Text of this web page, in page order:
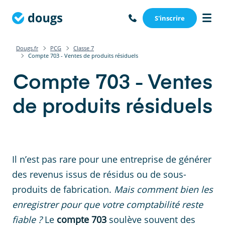
S'inscrire
Dougs.fr PCG
Classe 7
Compte 703 - Ventes de produits résiduels
Compte 703 - Ventes
de produits résiduels
Il n’est pas rare pour une entreprise de générer
des revenus issus de résidus ou de sous-
produits de fabrication. Mais comment bien les
enregistrer pour que votre comptabilité reste
fiable ?Le compte 703 soulève souvent des